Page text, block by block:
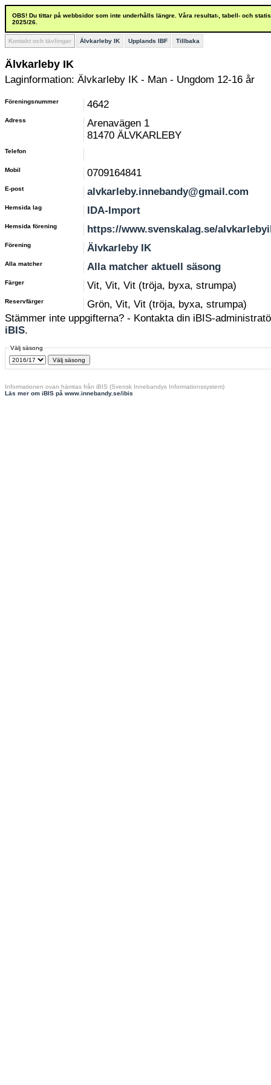
OBS! Du tittar på webbsidor som inte underhålls längre. Våra resultat-, tabell- och
2025/26.
Kontakt och tävlingar Älvkarleby IK Upplands IBF Tillbaka
Älvkarleby IK
Laginformation: Älvkarleby IK - Man - Ungdom 12-16 år
Föreningsnummer 4642
Adress
Arenavägen 1
81470 ÄLVKARLEBY
Telefon
Mobil 0709164841
E-post alvkarleby.innebandy@gmail.com
Hemsida lag IDA-Import
Hemsida förening https://www.svenskalag.se/
Förening Älvkarleby IK
Alla matcher Alla matcher aktuell säsong
Färger Vit, Vit, Vit (tröja, byxa, strumpa)
Reservfärger
Grön, Vit, Vit (tröja, byxa, strumpa)
Stämmer inte uppgifterna? - Kontakta din iBIS-
iBIS.
Välj säsong
Informationen ovan hämtas från iBIS (Svensk Innebandys Informationssystem)
Läs mer om iBIS på www.innebandy.se/ibis